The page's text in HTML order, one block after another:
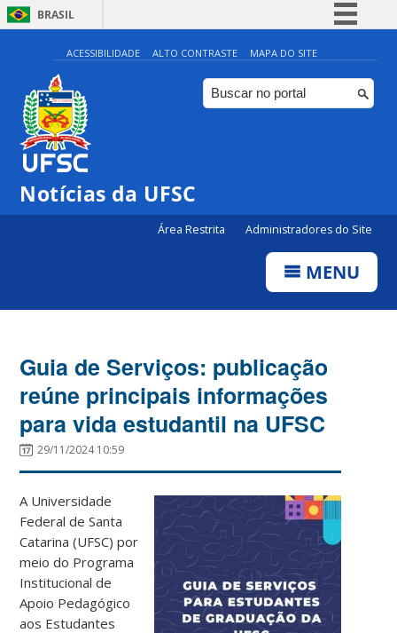
BRASIL
Simplifique!
Comunica BR
Participe
ACESSIBILIDADE ALTO CONTRASTE MAPA DO SITE
Notícias da UFSC
Área Restrita Administradores do Site
MENU
Guia de Serviços: publicação
reúne principais informações
para vida estudantil na UFSC
29/11/2024 10:59
A Universidade
Federal de Santa
Catarina (UFSC) por
meio do Programa
Institucional de
Apoio Pedagógico
aos Estudantes